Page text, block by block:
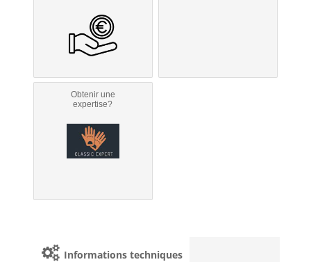
Obtenir une
expertise?
Informations techniques